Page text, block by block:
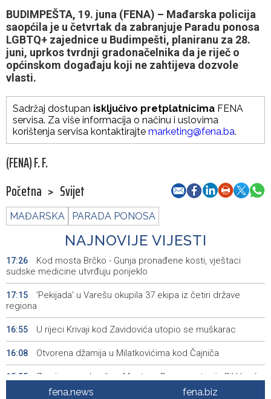
BUDIMPEŠTA, 19. juna (FENA) – Mađarska policija
saopćila je u četvrtak da zabranjuje Paradu ponosa
LGBTQ+ zajednice u Budimpešti, planiranu za 28.
juni, uprkos tvrdnji gradonačelnika da je riječ o
općinskom događaju koji ne zahtijeva dozvole
vlasti.
Sadržaj dostupan isključivo pretplatnicima FENA
servisa. Za više informacija o načinu i uslovima
korištenja servisa kontaktirajte marketing@fena.ba.
(FENA) F. F.
Početna > Svijet
MAĐARSKA PARADA PONOSA
NAJNOVIJE VIJESTI
17:26
Kod mosta Brčko - Gunja pronađene kosti, vještaci
sudske medicine utvrđuju porijeklo
17:15
'Pekijada' u Varešu okupila 37 ekipa iz četiri države
regiona
16:55 U rijeci Krivaji kod Zavidovića utopio se muškarac
16:08 Otvorena džamija u Milatkovićima kod Čajniča
15:55
Zmajice se okupile u Mostaru: Reprezentacija BiH kreće
po novu mediteransku priču
fena.news fena.biz